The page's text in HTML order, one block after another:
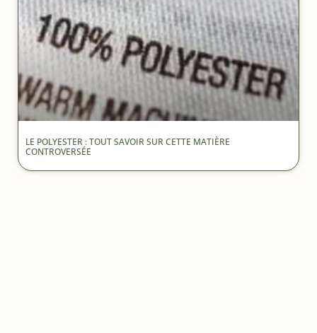
LE POLYESTER : TOUT SAVOIR SUR CETTE MATIÈRE
CONTROVERSÉE